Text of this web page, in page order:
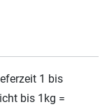
1 bis
bis 1kg =